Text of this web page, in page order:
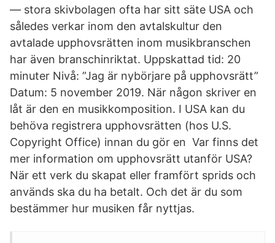
— stora skivbolagen ofta har sitt säte USA och
således verkar inom den avtalskultur den
avtalade upphovsrätten inom musikbranschen
har även branschinriktat. Uppskattad tid: 20
minuter Nivå: ”Jag är nybörjare på upphovsrätt”
Datum: 5 november 2019. När någon skriver en
låt är den en musikkomposition. I USA kan du
behöva registrera upphovsrätten (hos U.S.
Copyright Office) innan du gör en Var finns det
mer information om upphovsrätt utanför USA?
När ett verk du skapat eller framfört sprids och
används ska du ha betalt. Och det är du som
bestämmer hur musiken får nyttjas.